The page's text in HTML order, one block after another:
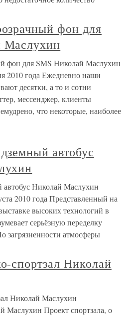
фон для
Маслухин
фон для SMS Николай Маслухин
2010 года Ежедневно наши
десятки, а то и сотни
мессенджер, клиенты
что некоторые, наиболее
автобус
Николай Маслухин
2010 года Представленный на
высоких технологий в
серьёзную переделку
загрязненности атмосферы
спортзал Николай
Николай Маслухин
Маслухин Проект спортзала, о